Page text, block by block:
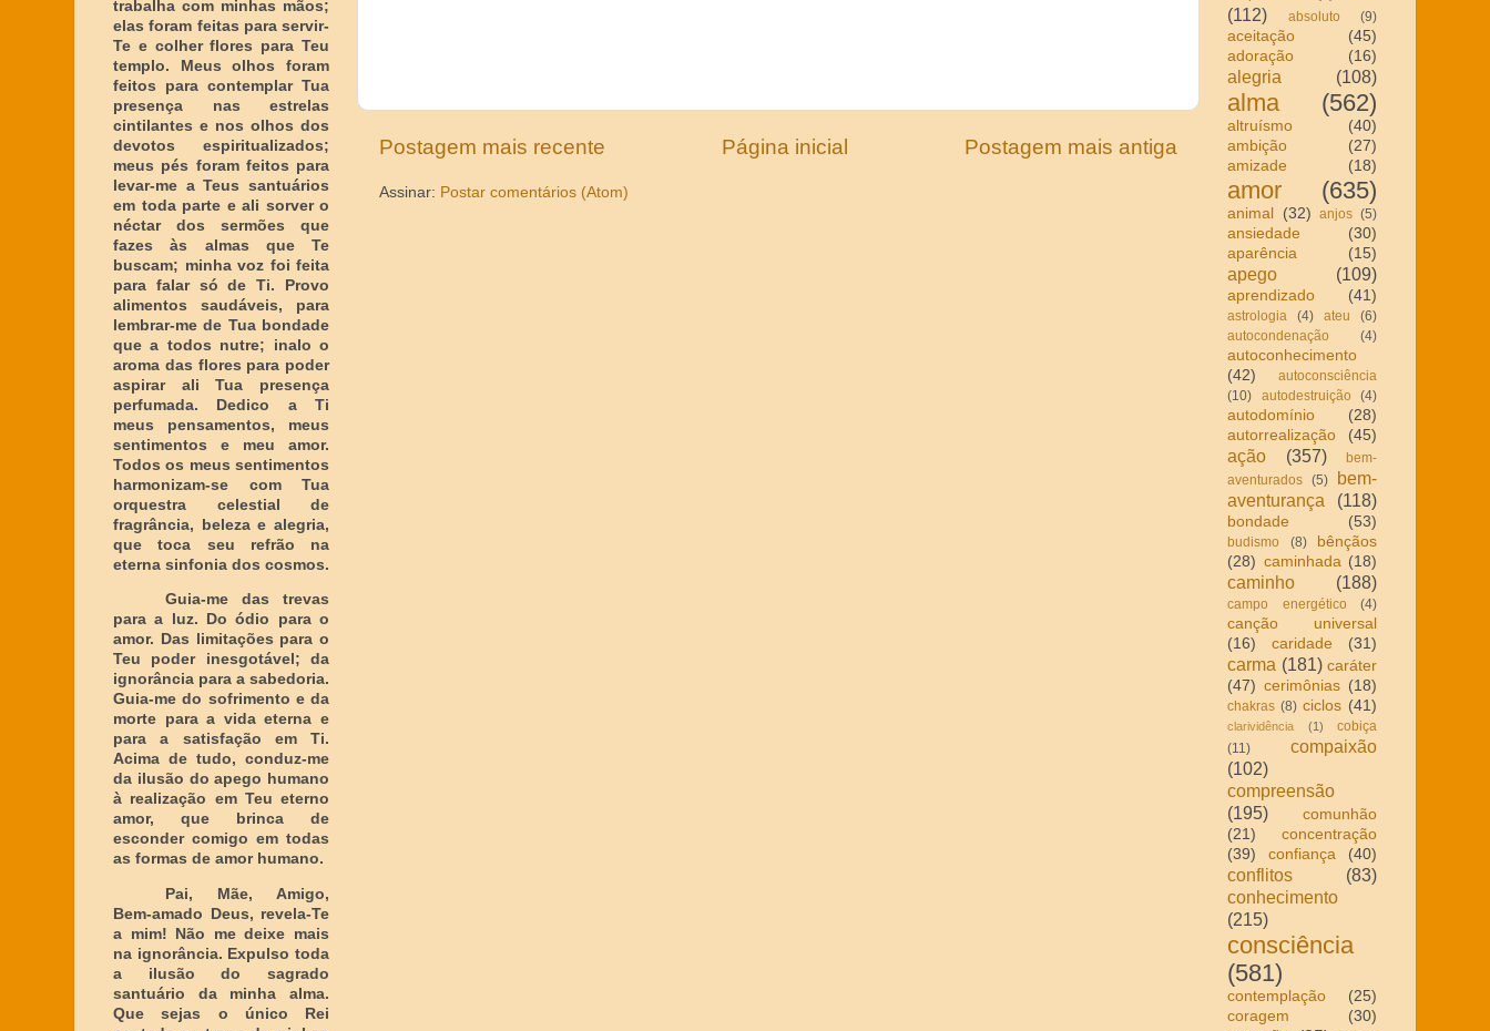
Postagem mais recente Postagem mais antiga
Página inicial
Assinar: Postar comentários (Atom)
trabalha com minhas mãos;
elas foram feitas para servir-
Te e colher flores para Teu
templo. Meus olhos foram
feitos para contemplar Tua
presença nas estrelas
cintilantes e nos olhos dos
devotos espiritualizados;
meus pés foram feitos para
levar-me a Teus santuários
em toda parte e ali sorver o
néctar dos sermões que
fazes às almas que Te
buscam; minha voz foi feita
para falar só de Ti. Provo
alimentos saudáveis, para
lembrar-me de Tua bondade
que a todos nutre; inalo o
aroma das flores para poder
aspirar ali Tua presença
perfumada. Dedico a Ti
meus pensamentos, meus
sentimentos e meu amor.
Todos os meus sentimentos
harmonizam-se com Tua
orquestra celestial de
fragrância, beleza e alegria,
que toca seu refrão na
eterna sinfonia dos cosmos.
Guia-me das trevas
para a luz. Do ódio para o
amor. Das limitações para o
Teu poder inesgotável; da
ignorância para a sabedoria.
Guia-me do sofrimento e da
morte para a vida eterna e
para a satisfação em Ti.
Acima de tudo, conduz-me
da ilusão do apego humano
à realização em Teu eterno
amor, que brinca de
esconder comigo em todas
as formas de amor humano.
Pai, Mãe, Amigo,
Bem-amado Deus, revela-Te
a mim! Não me deixe mais
na ignorância. Expulso toda
a ilusão do sagrado
santuário da minha alma.
Que sejas o único Rei
(112)
absoluto (9)
aceitação
(45)
adoração
(16)
alegria (108)
alma (562)
altruísmo
(40)
ambição
(27)
amizade
(18)
amor (635)
animal (32) anjos (5)
ansiedade
(30)
aparência
(15)
apego (109)
aprendizado (41)
astrologia (4) ateu
(6)
autocondenação
(4)
autoconhecimento
(42)
autoconsciência
(10)
autodestruição (4)
autodomínio
(28)
autorrealização
(45)
ação (357)
bem-
aventurados (5)
bem-
aventurança
(118)
bondade (53)
budismo (8)
bênçãos
(28) caminhada (18)
caminho (188)
campo energético (4)
canção universal
(16)
caridade (31)
carma (181) caráter
(47) cerimônias (18)
chakras (8) ciclos (41)
clarividência (1)
cobiça
(11)
compaixão
(102)
compreensão
(195)
comunhão
(21)
concentração
(39)
confiança (40)
conflitos
(83)
conhecimento
(215)
consciência
(581)
contemplação
(25)
coragem
(30)